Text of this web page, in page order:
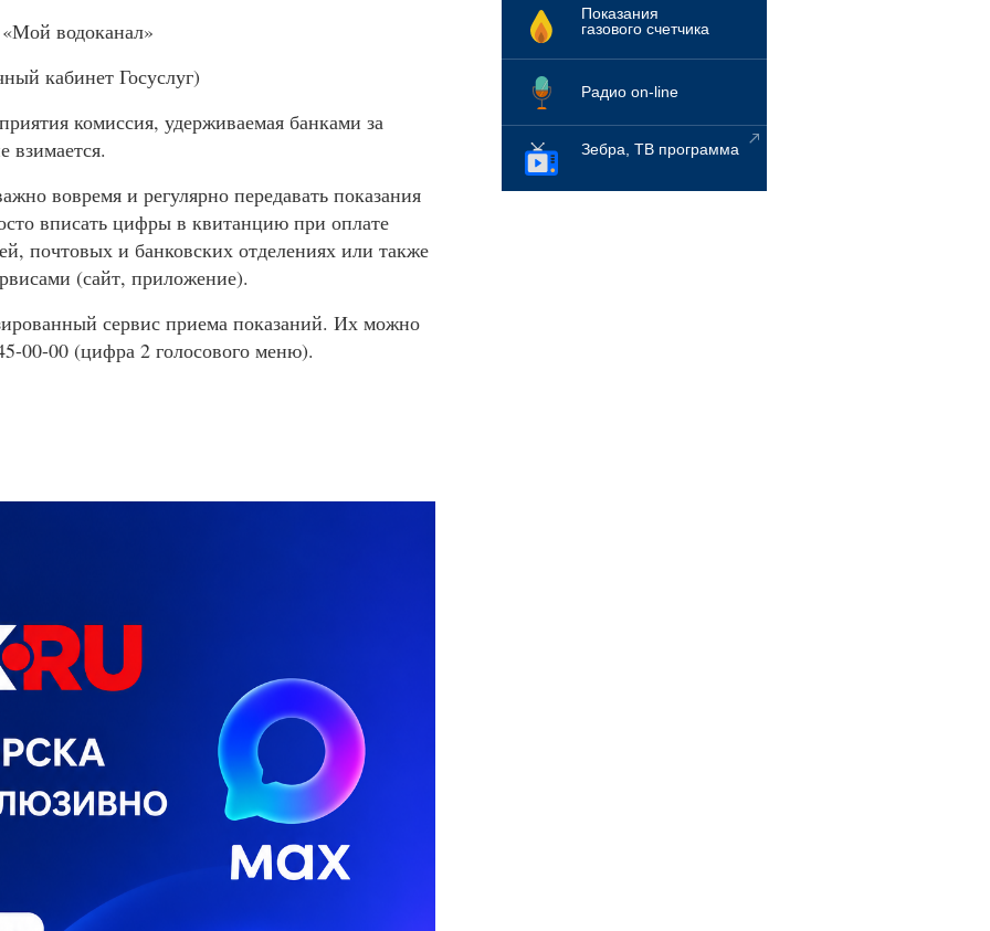
Показания
газового счетчика
Радио on-line
Зебра, ТВ программа
водоканал»
кабинет Госуслуг)
комиссия, удерживаемая банками за
взимается.
вовремя и регулярно передавать показания
вписать цифры в квитанцию при оплате
почтовых и банковских отделениях или также
(сайт, приложение).
сервис приема показаний. Их можно
00-00 (цифра 2 голосового меню).